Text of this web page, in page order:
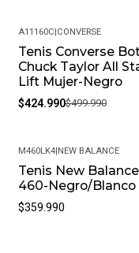
-15%
A11160C|CONVERSE
Tenis Converse
Chuck Taylor All
Lift Mujer-Negro
$424.990$499.990
M460LK4|NEW BALANCE
Tenis New Balance
460-Negro/Blanco
$359.990